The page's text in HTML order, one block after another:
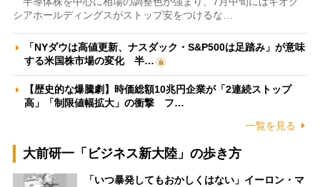
シアホールディングスがストップ安をつけるな…
「NYダウは高値更新、ナスダック・S&P500は足踏み」が意味
する米国株市場の変化 半…
【歴史的な爆騰劇】時価総額10兆円企業が「2連続ストップ
高」「制限値幅拡大」の衝撃 フ…
一覧を見る
大前研一「ビジネス新大陸」の歩き方
「いつ暴発してもおかしくはない」イーロン・マ